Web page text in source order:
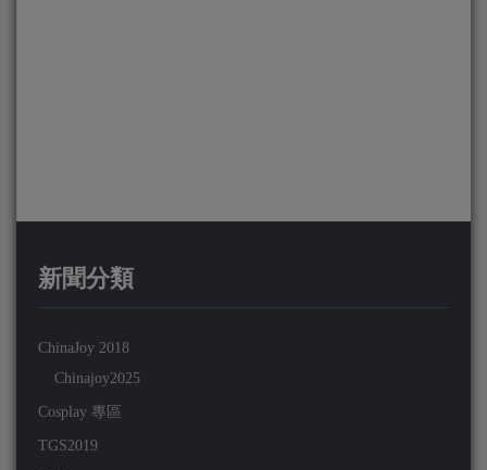
新聞分類
ChinaJoy 2018
Chinajoy2025
Cosplay 專區
TGS2019